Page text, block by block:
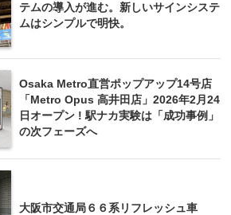
テムの導入が進む。新しいサインシステ
ムはシンプルで明快。
Osaka Metro直営ポップアップ14号店
「Metro Opus 高井田店」2026年2月24
日オープン ! 駅ナカ実験は「成功事例」
の次フェーズへ
大阪市交通局６６系リフレッシュ車